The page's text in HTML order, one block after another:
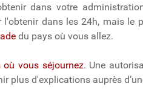
dans votre
dans les 24h, mais le
du pays où vous allez.
vous séjournez. Une
plus d'explications auprès